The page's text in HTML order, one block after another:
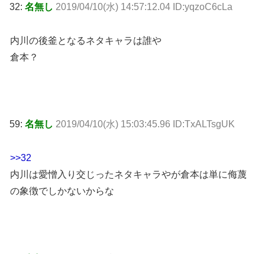
32: 名無し 2019/04/10(水) 14:57:12.04 ID:yqzoC6cLa
内川の後釜となるネタキャラは誰や
倉本？
59: 名無し 2019/04/10(水) 15:03:45.96 ID:TxALTsgUK
>>32
内川は愛憎入り交じったネタキャラやが倉本は単に侮蔑
の象徴でしかないからな